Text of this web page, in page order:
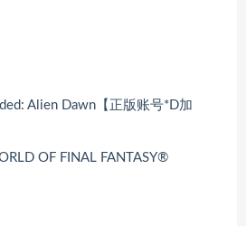
Alien Dawn【正版账号*D加